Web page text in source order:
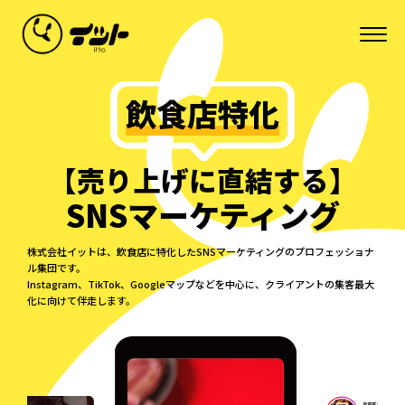
飲食店特化
【売り上げに直結する】
SNSマーケティング
株式会社イットは、飲食店に特化したSNSマーケティングのプロフェッショナ
ル集団です。
Instagram、TikTok、Googleマップなどを中心に、クライアントの集客最大
化に向けて伴走します。